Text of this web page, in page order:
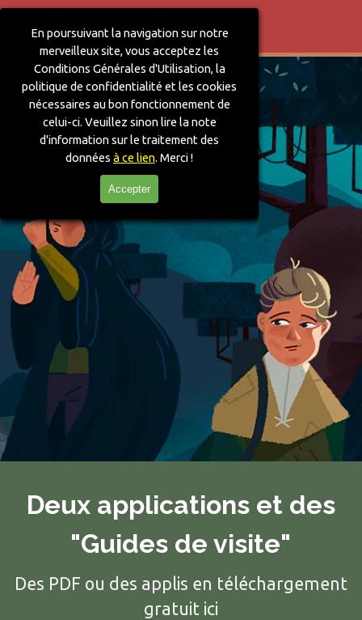
En poursuivant la navigation sur notre
merveilleux site, vous acceptez les
Conditions Générales d'Utilisation, la
politique de confidentialité et les cookies
nécessaires au bon fonctionnement de
celui-ci. Veuillez sinon lire la note
d'information sur le traitement des
données à ce lien. Merci !
Accepter
Aller au contenu Sauter le menu
Deux applications et des
"Guides de visite"
Des PDF ou des applis en téléchargement
gratuit ici